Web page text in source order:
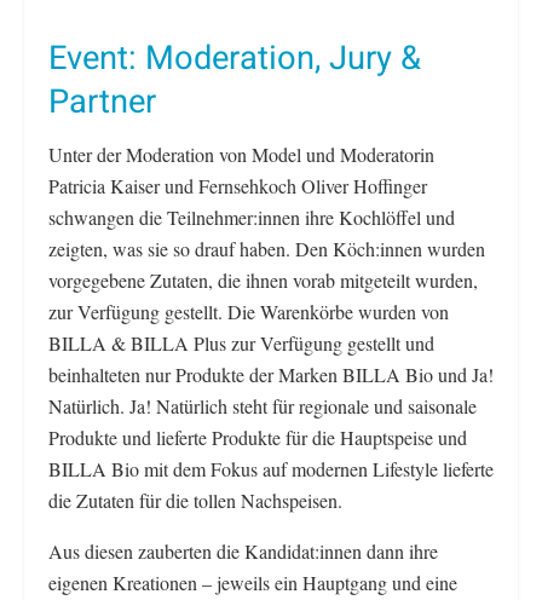
Event: Moderation, Jury &
Partner
Unter der Moderation von Model und Moderatorin
Patricia Kaiser und Fernsehkoch Oliver Hoffinger
schwangen die Teilnehmer:innen ihre Kochlöffel und
zeigten, was sie so drauf haben. Den Köch:innen wurden
vorgegebene Zutaten, die ihnen vorab mitgeteilt wurden,
zur Verfügung gestellt. Die Warenkörbe wurden von
BILLA & BILLA Plus zur Verfügung gestellt und
beinhalteten nur Produkte der Marken BILLA Bio und Ja!
Natürlich. Ja! Natürlich steht für regionale und saisonale
Produkte und lieferte Produkte für die Hauptspeise und
BILLA Bio mit dem Fokus auf modernen Lifestyle lieferte
die Zutaten für die tollen Nachspeisen.
Aus diesen zauberten die Kandidat:innen dann ihre
eigenen Kreationen – jeweils ein Hauptgang und eine